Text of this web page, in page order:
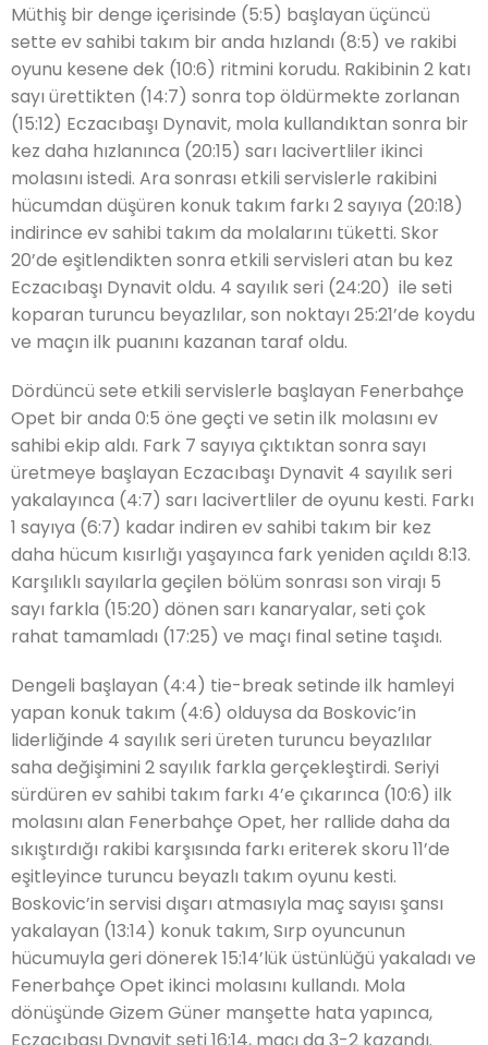
Müthiş bir denge içerisinde (5:5) başlayan üçüncü
sette ev sahibi takım bir anda hızlandı (8:5) ve rakibi
oyunu kesene dek (10:6) ritmini korudu. Rakibinin 2 katı
sayı ürettikten (14:7) sonra top öldürmekte zorlanan
(15:12) Eczacıbaşı Dynavit, mola kullandıktan sonra bir
kez daha hızlanınca (20:15) sarı lacivertliler ikinci
molasını istedi. Ara sonrası etkili servislerle rakibini
hücumdan düşüren konuk takım farkı 2 sayıya (20:18)
indirince ev sahibi takım da molalarını tüketti. Skor
20’de eşitlendikten sonra etkili servisleri atan bu kez
Eczacıbaşı Dynavit oldu. 4 sayılık seri (24:20) ile seti
koparan turuncu beyazlılar, son noktayı 25:21’de koydu
ve maçın ilk puanını kazanan taraf oldu.
Dördüncü sete etkili servislerle başlayan Fenerbahçe
Opet bir anda 0:5 öne geçti ve setin ilk molasını ev
sahibi ekip aldı. Fark 7 sayıya çıktıktan sonra sayı
üretmeye başlayan Eczacıbaşı Dynavit 4 sayılık seri
yakalayınca (4:7) sarı lacivertliler de oyunu kesti. Farkı
1 sayıya (6:7) kadar indiren ev sahibi takım bir kez
daha hücum kısırlığı yaşayınca fark yeniden açıldı 8:13.
Karşılıklı sayılarla geçilen bölüm sonrası son virajı 5
sayı farkla (15:20) dönen sarı kanaryalar,seti çok
rahat tamamladı (17:25) ve maçı final setine taşıdı.
Dengeli başlayan (4:4) tie-break setinde ilk hamleyi
yapan konuk takım (4:6) olduysa da Boskovic’in
liderliğinde 4 sayılık seri üreten turuncu beyazlılar
saha değişimini 2 sayılık farkla gerçekleştirdi. Seriyi
sürdüren ev sahibi takım farkı 4’e çıkarınca (10:6) ilk
molasını alan Fenerbahçe Opet, her rallide daha da
sıkıştırdığı rakibi karşısında farkı eriterek skoru 11’de
eşitleyince turuncu beyazlı takım oyunu kesti.
Boskovic’in servisi dışarı atmasıyla maç sayısı şansı
yakalayan (13:14) konuk takım,Sırp oyuncunun
hücumuyla geri dönerek 15:14’lük üstünlüğü yakaladı ve
Fenerbahçe Opet ikinci molasını kullandı. Mola
dönüşünde Gizem Güner manşette hata yapınca,
Eczacıbaşı Dynavit seti 16:14, maçı da 3-2 kazandı.